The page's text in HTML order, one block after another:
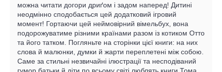
можна читати догори дриґом і задом наперед! Дитині
неодмінно сподобається цей додатковий ігровий
момент! Гортаючи цей неймовірний вімельбух, вона
подорожуватиме різними країнами разом із котиком Отто
та його татком. Погляньте на сторінки цієї книги: на них
слова й малюнки, думки й жарти переплетені між собою.
Саме за стильні незвичайні ілюстрації та несподіваний
гумор батьки й діти по всьому світі люблять книги Тома